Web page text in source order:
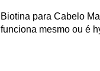
Biotina para Cabelo
funciona mesmo ou é